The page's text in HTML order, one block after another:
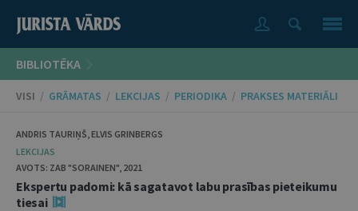
BIBLIOTĒKA
VISI / GRĀMATAS / LEKCIJAS / PERIODIKA / PRAKSES MATERIĀLI
ANDRIS TAURIŅŠ, ELVIS GRINBERGS
LEKCIJAS
AVOTS: ZAB "SORAINEN", 2021
Ekspertu padomi: kā sagatavot labu prasības pieteikumu
tiesai